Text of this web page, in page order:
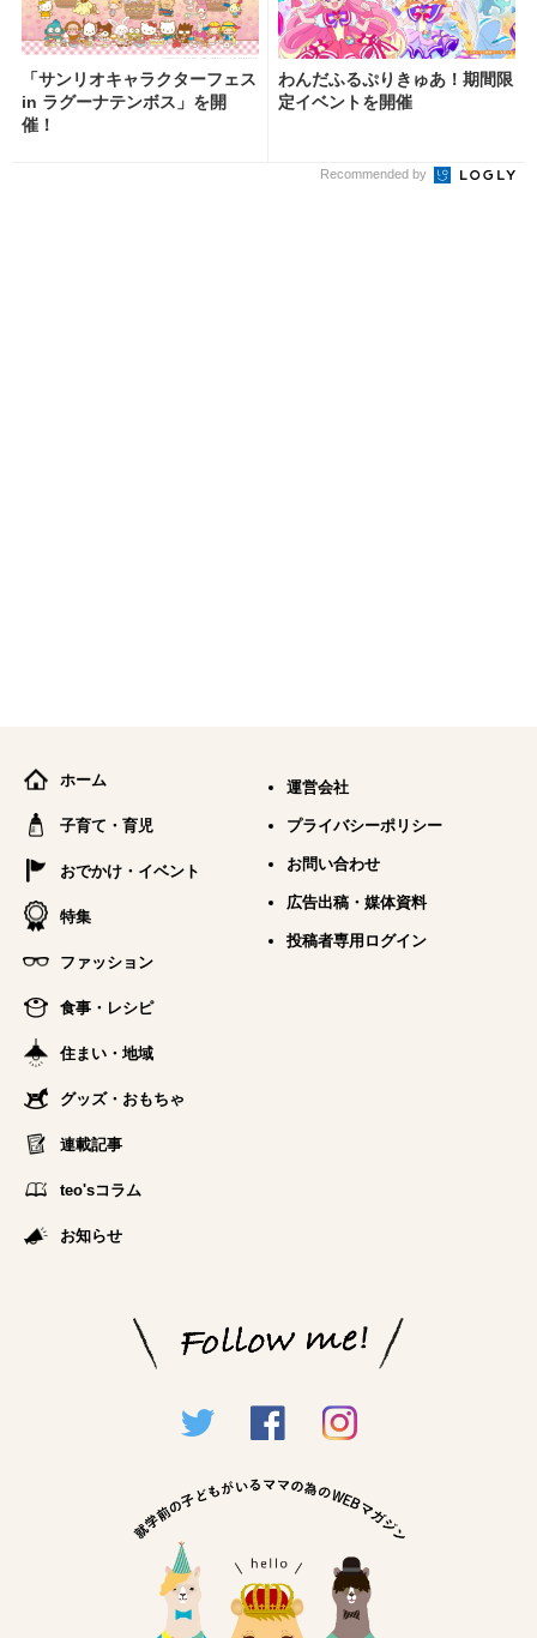
「サンリオキャラクターフェス
in ラグーナテンボス」を開
催！
わんだふるぷりきゅあ！期間限
定イベントを開催
Recommended by
ホーム
子育て・育児
おでかけ・イベント
特集
ファッション
食事・レシピ
住まい・地域
グッズ・おもちゃ
連載記事
teo'sコラム
お知らせ
運営会社
プライバシーポリシー
お問い合わせ
広告出稿・媒体資料
投稿者専用ログイン